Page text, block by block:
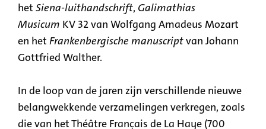
het Siena-luithandschrift, Galimathias
Musicum KV 32 van Wolfgang Amadeus Mozart
en het Frankenbergische manuscriptvan Johann
Gottfried Walther.
In de loop van de jaren zijn verschillende nieuwe
belangwekkende verzamelingen verkregen, zoals
die van het Théâtre Français de La Haye (700